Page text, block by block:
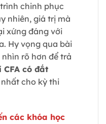
chinh phục
nhiên, giá trị mà
xứng đáng với
Hy vọng qua bài
rõ hơn để trả
CFA có đắt
cho kỳ thi
các khóa học